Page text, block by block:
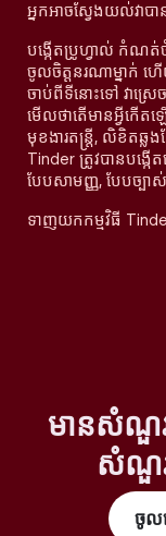
អ្នកអាចស្វែងយល់វាបា
បង្កើតប្រូហ្វាល់ កំណត់
ចូលចិត្តនរណាម្នាក់ ហើ
ចាប់ពីទីនោះទៅ វាស្រ
មើលថាតើមានអ្វីកើ
មុខងារតន្រ្តី, លិខិតឆ្ល
Tinder ត្រូវបានបង្កើ
បែបសាមញ្ញ, បែបច្ប
ទាញយកកម្មវិធី
មានសំណួរ
សំណួ
ចូល